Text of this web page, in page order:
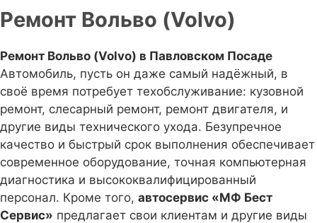
Ремонт Вольво (Volvo)
Ремонт Вольво (Volvo) в Павловском Посаде
Автомобиль, пусть он даже самый надёжный, в
своё время потребует техобслуживание: кузовной
ремонт, слесарный ремонт, ремонт двигателя, и
другие виды технического ухода. Безупречное
качество и быстрый срок выполнения обеспечивает
современное оборудование, точная компьютерная
диагностика и высококвалифицированный
персонал. Кроме того, автосервис «МФ Бест
Сервис» предлагает свои клиентам и другие виды